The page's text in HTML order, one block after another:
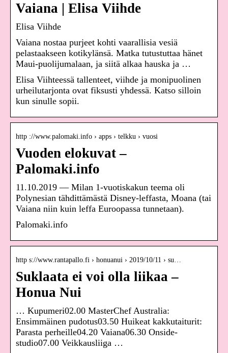
Vaiana | Elisa Viihde
Elisa Viihde
Vaiana nostaa purjeet kohti vaarallisia vesiä
pelastaakseen kotikylänsä. Matka tutustuttaa hänet
Maui-puolijumalaan, ja siitä alkaa hauska ja …
Elisa Viihteessä tallenteet, viihde ja monipuolinen
urheilutarjonta ovat fiksusti yhdessä. Katso silloin
kun sinulle sopii.
http ://www.palomaki.info › apps › telkku › vuosi
Vuoden elokuvat –
Palomaki.info
11.10.2019 — Milan 1-vuotiskakun teema oli
Polynesian tähdittämästä Disney-leffasta, Moana (tai
Vaiana niin kuin leffa Euroopassa tunnetaan).
Palomaki.info
http s://www.rantapallo.fi › honuanui › 2019/10/11 › su…
Suklaata ei voi olla liikaa –
Honua Nui
… Kupumeri02.00 MasterChef Australia:
Ensimmäinen pudotus03.50 Huikeat kakkutaiturit:
Parasta perheille04.20 Vaiana06.30 Onside-
studio07.00 Veikkausliiga …